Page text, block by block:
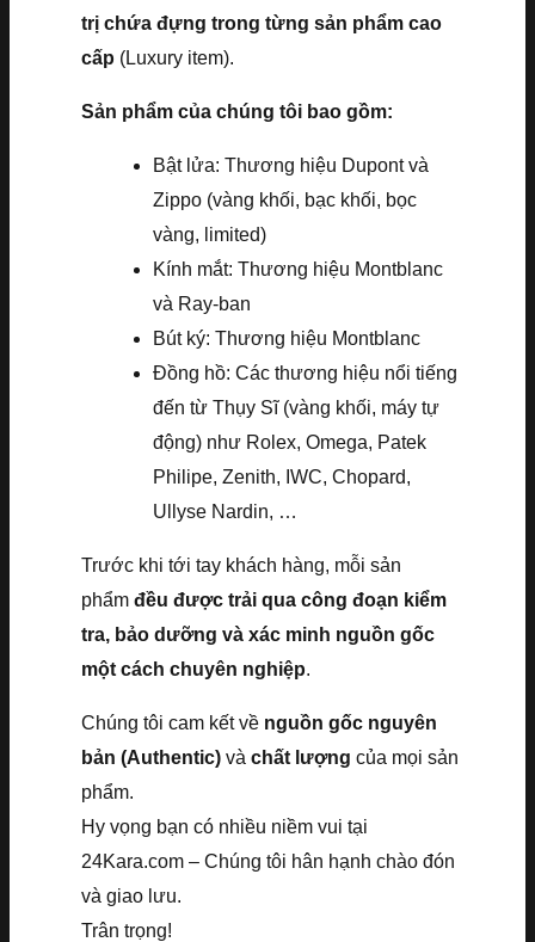
trị chứa đựng trong từng sản phẩm cao
cấp (Luxury item).
Sản phẩm của chúng tôi bao gồm:
Bật lửa: Thương hiệu Dupont và
Zippo (vàng khối, bạc khối, bọc
vàng, limited)
Kính mắt: Thương hiệu Montblanc
và Ray-ban
Bút ký: Thương hiệu Montblanc
Đồng hồ: Các thương hiệu nổi tiếng
đến từ Thụy Sĩ (vàng khối, máy tự
động) như Rolex, Omega, Patek
Philipe, Zenith, IWC, Chopard,
Ullyse Nardin, …
Trước khi tới tay khách hàng, mỗi sản
phẩm đều được trải qua công đoạn kiểm
tra, bảo dưỡng và xác minh nguồn gốc
một cách chuyên nghiệp.
Chúng tôi cam kết về nguồn gốc nguyên
bản (Authentic) và chất lượng của mọi sản
phẩm.
Hy vọng bạn có nhiều niềm vui tại
24Kara.com – Chúng tôi hân hạnh chào đón
và giao lưu.
Trân trọng!